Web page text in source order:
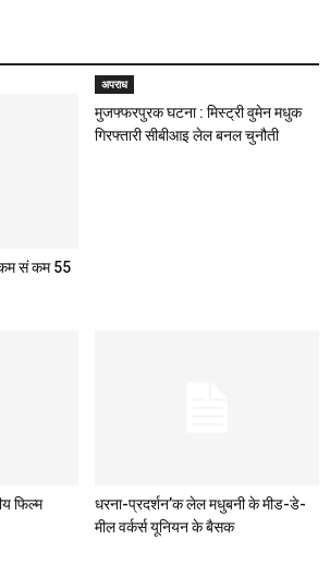
कम सं कम 55
अपराध
मुजफ्फरपुरक घटना : मिस्ट्री वुमेन मधुक
गिरफ्तारी सीबीआइ लेल बनल चुनौती
फिल्म
धरना-प्रदर्शन’क लेल मधुबनी के मीड-डे-
मील वर्कर्स यूनियन के बैसक